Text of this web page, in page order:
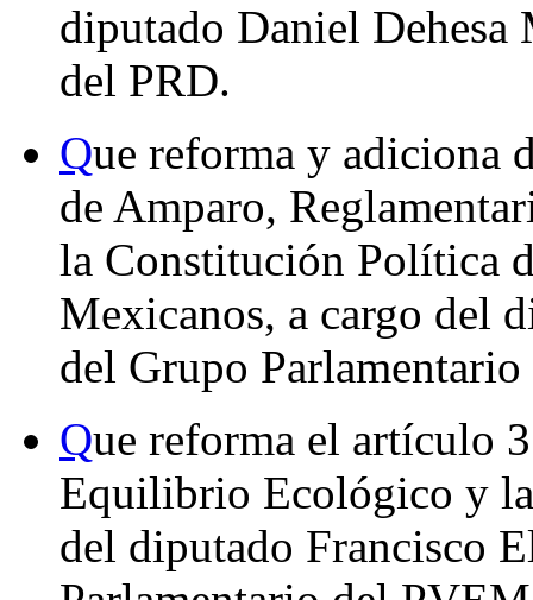
diputado Daniel
del PRD.
Que reforma y adiciona
de Amparo,
la Constitución Política
Mexicanos, a cargo del
del Grupo
Que reforma el artículo
Equilibrio Ecológico y
del diputado Francisco